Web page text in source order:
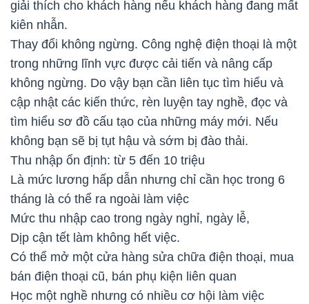
giải thích cho khách hàng nếu khách hàng đang mất
kiên nhẫn.
Thay đổi không ngừng. Công nghệ điện thoại là một
trong những lĩnh vực được cải tiến và nâng cấp
không ngừng. Do vậy bạn cần liên tục tìm hiểu và
cập nhật các kiến thức, rèn luyện tay nghề, đọc và
tìm hiểu sơ đồ cấu tạo của những máy mới. Nếu
không bạn sẽ bị tụt hậu và sớm bị đào thải.
Thu nhập ổn định: từ 5 đến 10 triệu
Là mức lương hấp dẫn nhưng chỉ cần học trong 6
tháng là có thể ra ngoài làm việc
Mức thu nhập cao trong ngày nghỉ, ngày lễ,
Dịp cận tết làm không hết việc.
Có thể mở một cửa hàng sửa chữa điện thoại, mua
bán điện thoại cũ, bán phụ kiện liên quan
Học một nghề nhưng có nhiều cơ hội làm việc